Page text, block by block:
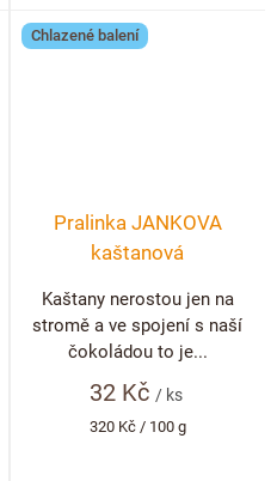
Chlazené balení
Pralinka JANKOVA
kaštanová
32 Kč / ks
Měrná
320 Kč / 100 g
Kaštany nerostou jen na
stromě a ve spojení s naší
čokoládou to je...